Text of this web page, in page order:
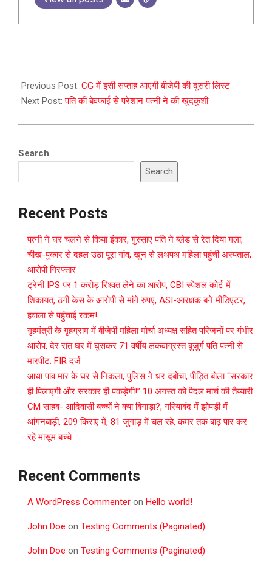
09-
26
Previous Post: CG में इसी सप्ताह आएगी बीजेपी की दूसरी लिस्ट
Next Post:पति की बेवफाई से परेशान पत्नी ने की खुदकुशी
Search
Search
Recent Posts
पत्नी ने घर चलने से किया इंकार, गुस्साए पति ने ब्लेड से रेत दिया गला,
चीख-पुकार से दहल उठा पूरा गांव, खून से लथपथ महिला पहुंची अस्पताल,
आरोपी गिरफ्तार
ट्रेनी IPS पर 1 करोड़ रिश्वत लेने का आरोप, CBI स्पेशल कोर्ट में
शिकायत, ठगी केस के आरोपी से मांगे रुपए, ASI-आरक्षक बने मीडिएटर,
हवाला से पहुंचाई रकम!
गृहमंत्री के गृहग्राम में बीजेपी महिला मोर्चा अध्यक्ष सहित परिजनों पर गंभीर
आरोप, देर रात घर में घुसकर 71 वर्षीय लकवाग्रस्त बुजुर्ग पति पत्नी से
मारपीट. FIR दर्ज
आधा पाव मार के घर से निकला, पुलिस ने धर दबोचा, पीड़ित बोला “सरकार
ही पिलाएगी और सरकार ही पकड़ेगी!” 10 अगस्त को पैदल मार्च की तैय्यारी
CM साहब- आदिवासी बच्चों ने क्या बिगाड़ा?, गरियाबंद में झोपड़ी में
आंगनबाड़ी, 209 किराए में, 81 जुगाड़ में चल रहे, कमर तक बाढ़ पार कर
रहे मासूम बच्चे
Recent Comments
A WordPress Commenter on Hello world!
John Doe on Testing Comments (Paginated)
John Doe on Testing Comments (Paginated)